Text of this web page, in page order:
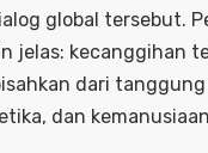
global tersebut.
jelas: kecanggihan
dari
dan